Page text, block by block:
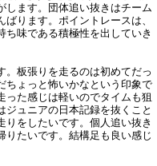
します。団体追い抜きはチーム
ります。ポイントレースは、
ち味である積極性を出していき
。板張りを走るのは初めてだっ
ちょっと怖いかなという印象で
った感じは軽いのでタイムも狙
ジュニアの日本記録を抜くこと
をしたいです。個人追い抜き
りたいです。結構足も良い感じ